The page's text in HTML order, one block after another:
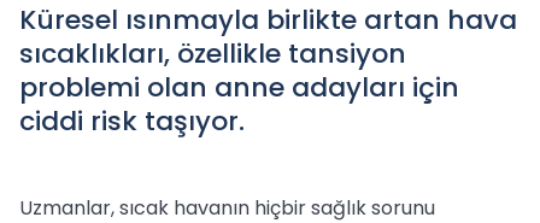
Küresel ısınmayla birlikte artan hava
sıcaklıkları, özellikle tansiyon
problemi olan anne adayları için
ciddi risk taşıyor.
Uzmanlar, sıcak havanın hiçbir sağlık sorunu